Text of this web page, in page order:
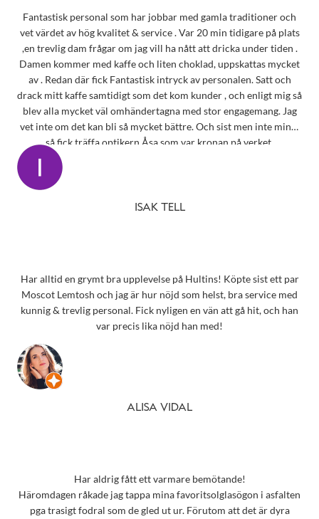
Fantastisk personal som har jobbar med gamla traditioner och
vet värdet av hög kvalitet & service . Var 20 min tidigare på plats
,en trevlig dam frågar om jag vill ha nått att dricka under tiden .
Damen kommer med kaffe och liten choklad, uppskattas mycket
av . Redan där fick Fantastisk intryck av personalen. Satt och
drack mitt kaffe samtidigt som det kom kunder , och enligt mig så
blev alla mycket väl omhändertagna med stor engagemang. Jag
vet inte om det kan bli så mycket bättre. Och sist men inte minst
så fick träffa optikern Åsa som var kronan på verket.
ISAK TELL
Har alltid en grymt bra upplevelse på Hultins! Köpte sist ett par
Moscot Lemtosh och jag är hur nöjd som helst, bra service med
kunnig & trevlig personal. Fick nyligen en vän att gå hit, och han
var precis lika nöjd han med!
ALISA VIDAL
Har aldrig fått ett varmare bemötande!
Häromdagen råkade jag tappa mina favoritsolglasögon i asfalten
pga trasigt fodral som de gled ut ur. Förutom att det är dyra